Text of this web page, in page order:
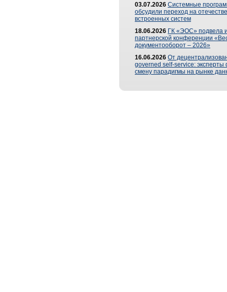
03.07.2026 Системные
обсудили переход на
встроенных систем
18.06.2026 ГК «ЭОС» подвела
партнерской конференции
документооборот – 2026»
16.06.2026 От
governed self-service: эксперты
смену парадигмы на рынке